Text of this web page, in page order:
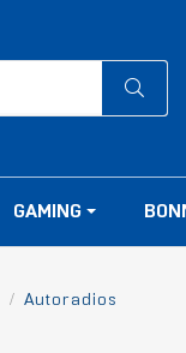
GAMING
Autoradios